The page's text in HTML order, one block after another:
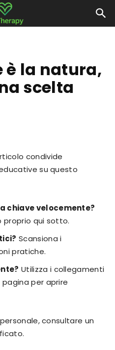
è la natura,
scelta
condivide
su questo
chiave velocemente?
proprio qui sotto.
Scansiona i
pratiche.
Utilizza i collegamenti
per aprire
consultare un